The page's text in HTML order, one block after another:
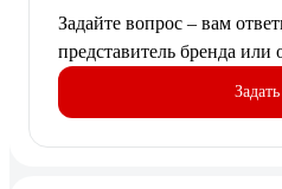
Задайте вопрос – вам
представитель бренда или